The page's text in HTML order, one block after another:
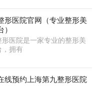
形医院官网（专业整形美
）
形医院是一家专业的整形美
，拥有
线预约上海第九整形医院